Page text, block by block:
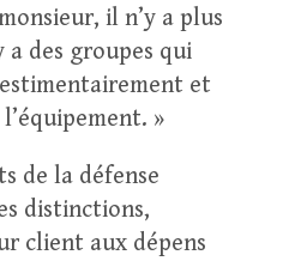
il n’y a plus
des groupes qui
et
»
de la défense
distinctions,
client aux dépens